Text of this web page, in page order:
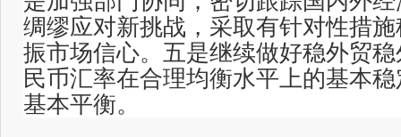
绸缪应对新挑战，采取有针对性措
振市场信心。五是继续做好稳外贸
民币汇率在合理均衡水平上的基本
基本平衡。